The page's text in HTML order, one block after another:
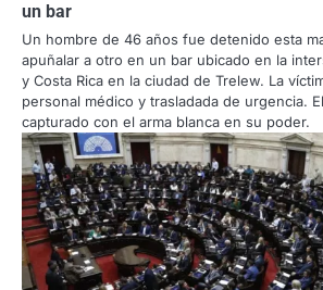
un bar
Un hombre de 46 años fue detenido esta
apuñalar a otro en un bar ubicado en la
y Costa Rica en la ciudad de Trelew. La
personal médico y trasladada de urgencia.
capturado con el arma blanca en su poder.